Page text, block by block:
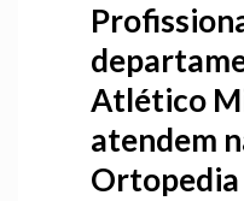
Atlético
atendem